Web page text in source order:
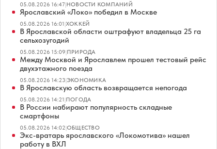
05.08.2026 16:47|НОВОСТИ КОМПАНИЙ
Ярославский «Локо» победил в Москве
05.08.2026 16:01|ХОККЕЙ
В Ярославской области оштрафуют владельца 25 га
сельхозугодий
05.08.2026 15:09|ПРИРОДА
Между Москвой и Ярославлем прошел тестовый рейс
двухэтажного поезда
05.08.2026 14:23|ЭКОНОМИКА
В Ярославскую область возвращается непогода
05.08.2026 14:21|ПОГОДА
В России набирают популярность складные
смартфоны
05.08.2026 14:02|ОБЩЕСТВО
Экс-вратарь ярославского «Локомотива» нашел
работу в ВХЛ